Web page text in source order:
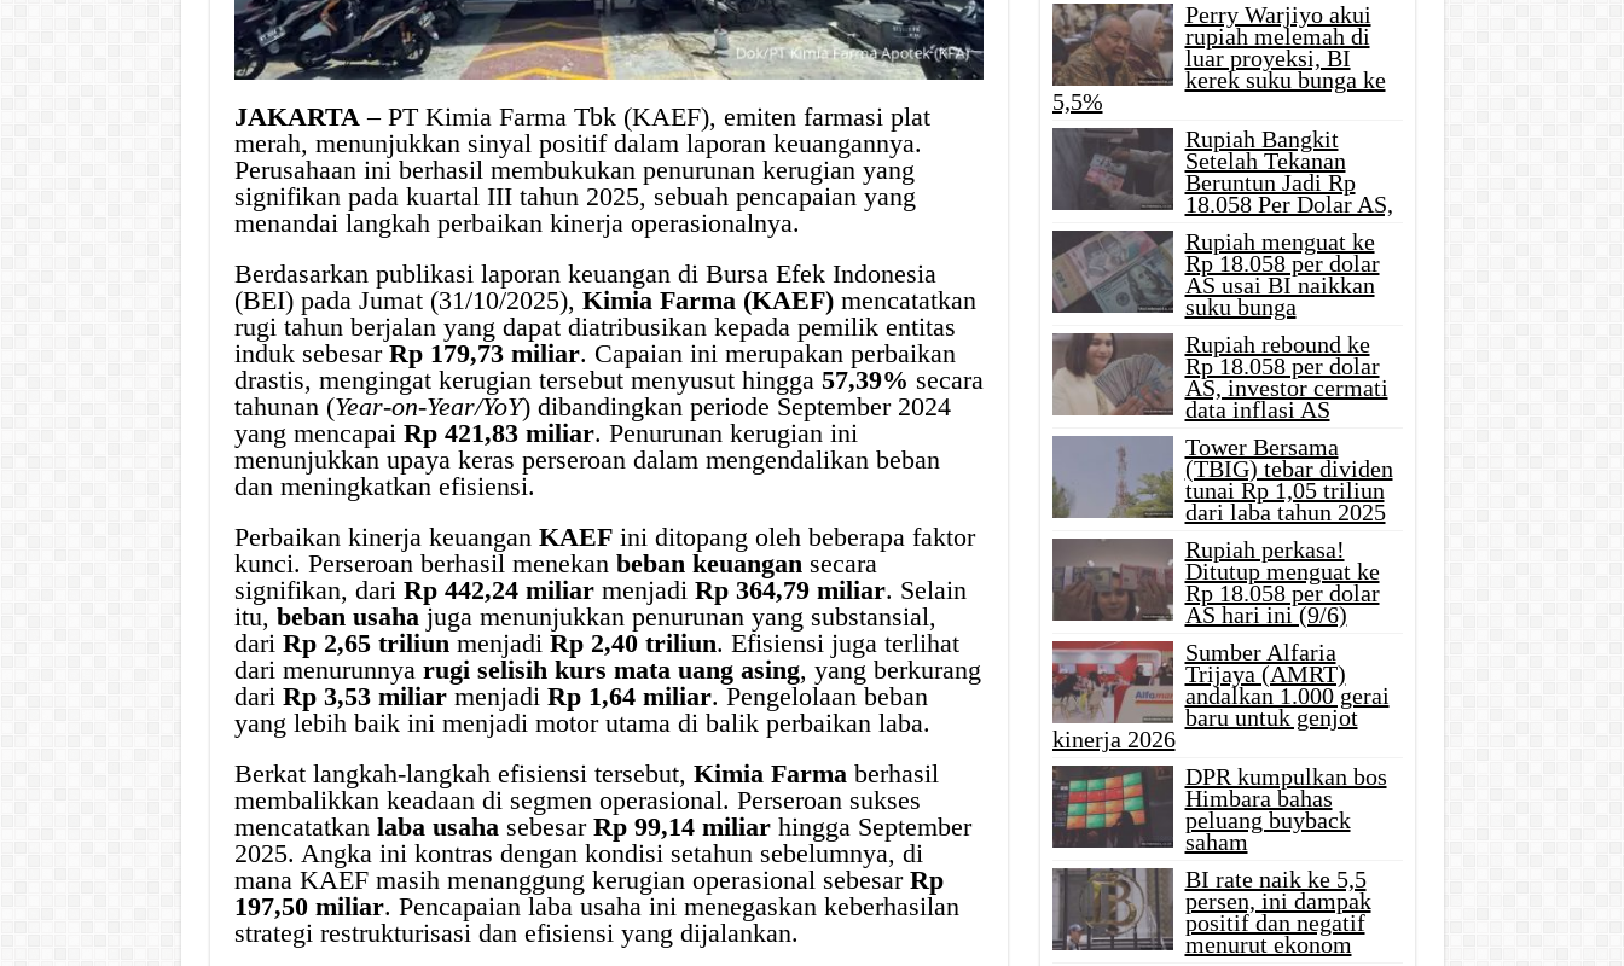
JAKARTA – PT Kimia Farma Tbk (KAEF), emiten farmasi plat
merah, menunjukkan sinyal positif dalam laporan keuangannya.
Perusahaan ini berhasil membukukan penurunan kerugian yang
signifikan pada kuartal III tahun 2025, sebuah pencapaian yang
menandai langkah perbaikan kinerja operasionalnya.
Berdasarkan publikasi laporan keuangan di Bursa Efek Indonesia
(BEI) pada Jumat (31/10/2025), Kimia Farma (KAEF)mencatatkan
rugi tahun berjalan yang dapat diatribusikan kepada pemilik entitas
induk sebesar Rp 179,73 miliar. Capaian ini merupakan perbaikan
drastis, mengingat kerugian tersebut menyusut hingga 57,39% secara
tahunan (Year-on-Year/YoY) dibandingkan periode September 2024
yang mencapai Rp 421,83 miliar. Penurunan kerugian ini
menunjukkan upaya keras perseroan dalam mengendalikan beban
dan meningkatkan efisiensi.
Perbaikan kinerja keuangan KAEFini ditopang oleh beberapa faktor
kunci. Perseroan berhasil menekan beban keuangan secara
signifikan, dari Rp 442,24 miliarmenjadi Rp 364,79 miliar. Selain
itu, beban usaha juga menunjukkan penurunan yang substansial,
dari Rp 2,65 triliun menjadi Rp 2,40 triliun. Efisiensi juga terlihat
dari menurunnya rugi selisih kurs mata uang asing, yang berkurang
dari Rp 3,53 miliarmenjadi Rp 1,64 miliar. Pengelolaan beban
yang lebih baik ini menjadi motor utama di balik perbaikan laba.
Berkat langkah-langkah efisiensi tersebut, Kimia Farma berhasil
membalikkan keadaan di segmen operasional. Perseroan sukses
mencatatkan laba usaha sebesar Rp 99,14 miliarhingga September
2025. Angka ini kontras dengan kondisi setahun sebelumnya, di
mana KAEF masih menanggung kerugian operasional sebesar Rp
197,50 miliar. Pencapaian laba usaha ini menegaskan keberhasilan
strategi restrukturisasi dan efisiensi yang dijalankan.
Perry Warjiyo akui
rupiah melemah di
luar proyeksi, BI
kerek suku bunga ke
5,5%
Rupiah Bangkit
Setelah Tekanan
Beruntun Jadi Rp
18.058 Per Dolar AS,
Rupiah menguat ke
Rp 18.058 per dolar
AS usai BI naikkan
suku bunga
Rupiah rebound ke
Rp 18.058 per dolar
AS, investor cermati
data inflasi AS
Tower Bersama
(TBIG) tebar dividen
tunai Rp 1,05 triliun
dari laba tahun 2025
Rupiah perkasa!
Ditutup menguat ke
Rp 18.058 per dolar
AS hari ini (9/6)
Sumber Alfaria
Trijaya (AMRT)
andalkan 1.000 gerai
baru untuk genjot
kinerja 2026
DPR kumpulkan bos
Himbara bahas
peluang buyback
saham
BI rate naik ke 5,5
persen, ini dampak
positif dan negatif
menurut ekonom